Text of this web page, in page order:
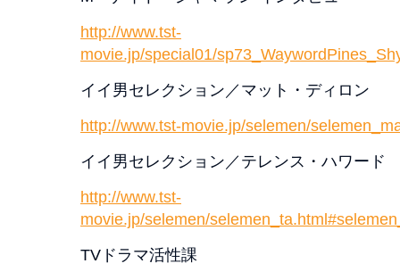
http://www.tst-
movie.jp/special01/
イイ男セレクション／マット・ディロン
http://www.tst-movie.jp/selemen/
イイ男セレクション／テレンス・ハワード
http://www.tst-
movie.jp/selemen/
TVドラマ活性課